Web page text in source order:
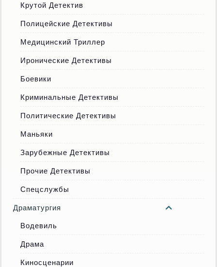
Крутой Детектив
Полицейские Детективы
Медицинский Триллер
Иронические Детективы
Боевики
Криминальные Детективы
Политические Детективы
Маньяки
Зарубежные Детективы
Прочие Детективы
Спецслужбы
Драматургия
Водевиль
Драма
Киносценарии